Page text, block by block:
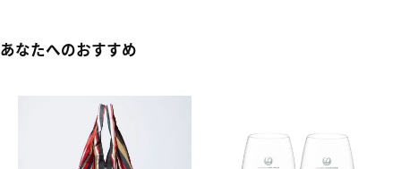
あなたへのおすすめ